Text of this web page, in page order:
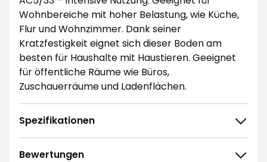
Wohnbereiche mit hoher Belastung, wie Küche,
Flur und Wohnzimmer. Dank seiner
Kratzfestigkeit eignet sich dieser Boden am
besten für Haushalte mit Haustieren. Geeignet
für öffentliche Räume wie Büros,
Zuschauerräume und Ladenflächen.
Spezifikationen
Bewertungen